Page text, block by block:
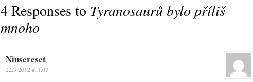
4 Responses to Tyranosaurů bylo příliš
mnoho
Niusereset
22.3.2012 at 1:07